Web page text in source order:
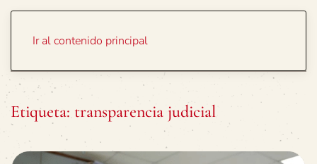
Ir al contenido principal
Etiqueta: transparencia judicial